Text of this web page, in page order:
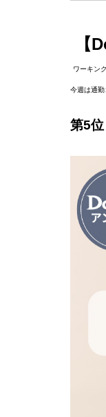
【
ワーキン
今週は通
第5